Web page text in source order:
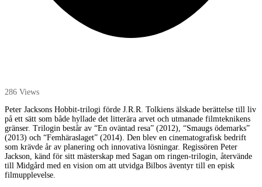
286 Views
Peter Jacksons Hobbit-trilogi förde J.R.R. Tolkiens älskade berättelse till liv
på ett sätt som både hyllade det litterära arvet och utmanade filmteknikens
gränser. Trilogin består av “En oväntad resa” (2012), “Smaugs ödemarks”
(2013) och “Femhäraslaget” (2014). Den blev en cinematografisk bedrift
som krävde år av planering och innovativa lösningar. Regissören Peter
Jackson, känd för sitt mästerskap med Sagan om ringen-trilogin, återvände
till Midgård med en vision om att utvidga Bilbos äventyr till en episk
filmupplevelse.